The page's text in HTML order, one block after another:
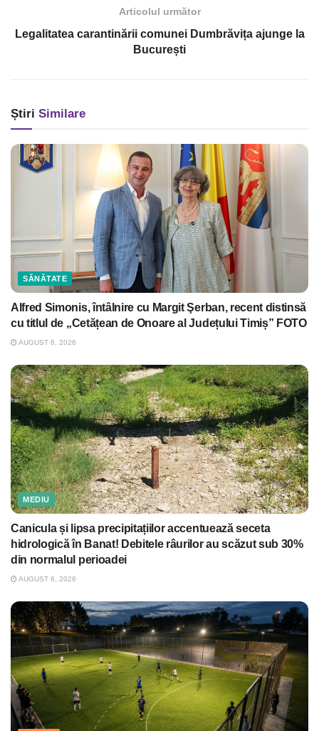
Articolul următor
Legalitatea carantinării comunei Dumbrăvița ajunge la
București
Știri Similare
SĂNĂTATE
Alfred Simonis, întâlnire cu Margit Şerban, recent distinsă
cu titlul de „Cetățean de Onoare al Județului Timiș” FOTO
AUGUST 6, 2026
MEDIU
Canicula și lipsa precipitațiilor accentuează seceta
hidrologică în Banat! Debitele râurilor au scăzut sub 30%
din normalul perioadei
AUGUST 6, 2026